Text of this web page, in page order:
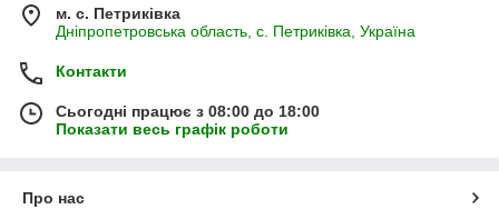
м. с. Петриківка
Дніпропетровська область, с. Петриківка, Україна
Контакти
Сьогодні працює з 08:00 до 18:00
Показати весь графік роботи
Про нас